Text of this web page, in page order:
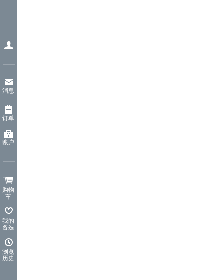
消息
订单
账户
购物
车
我的
备选
浏览
历史